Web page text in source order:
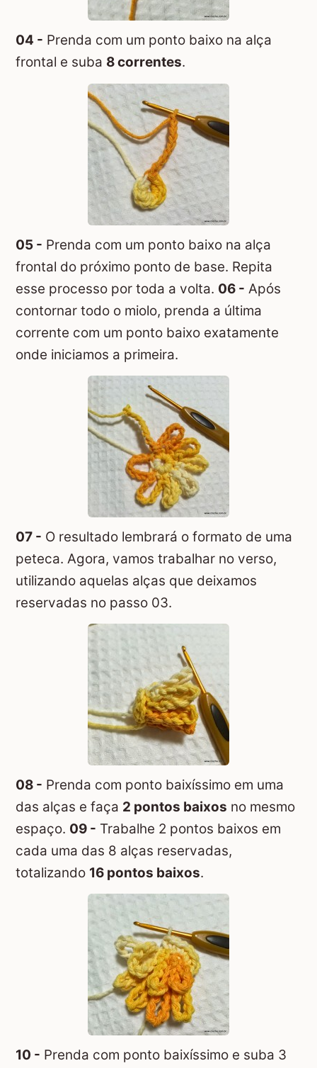
04 - Prenda com um ponto baixo na alça
frontal e suba 8 correntes.
05 - Prenda com um ponto baixo na alça
frontal do próximo ponto de base. Repita
esse processo por toda a volta. 06 - Após
contornar todo o miolo, prenda a última
corrente com um ponto baixo exatamente
onde iniciamos a primeira.
07 - O resultado lembrará o formato de uma
peteca. Agora, vamos trabalhar no verso,
utilizando aquelas alças que deixamos
reservadas no passo 03.
08 - Prenda com ponto baixíssimo em uma
das alças e faça 2 pontos baixos no mesmo
espaço. 09 - Trabalhe 2 pontos baixos em
cada uma das 8 alças reservadas,
totalizando 16 pontos baixos.
10 - Prenda com ponto baixíssimo e suba 3